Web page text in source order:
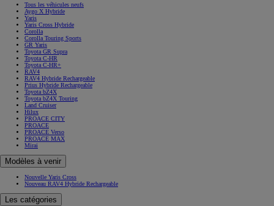
Tous les véhicules neufs
Aygo X Hybride
Yaris
Yaris Cross Hybride
Corolla
Corolla Touring Sports
GR Yaris
Toyota GR Supra
Toyota C-HR
Toyota C-HR+
RAV4
RAV4 Hybride Rechargeable
Prius Hybride Rechargeable
Toyota bZ4X
Toyota bZ4X Touring
Land Cruiser
Hilux
PROACE CITY
PROACE
PROACE Verso
PROACE MAX
Mirai
Modèles à venir
Nouvelle Yaris Cross
Nouveau RAV4 Hybride Rechargeable
Les catégories